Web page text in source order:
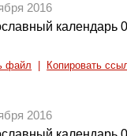
2016
календарь
файл Копировать
2016